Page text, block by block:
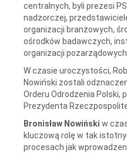
centralnych, byli prezesi
nadzorczej,
organizacji branżowych,
ośrodków badawczych,
organizacji pozarządowych
W czasie uroczystości,
Nowiński zostali
Orderu Odrodzenia Polski,
Prezydenta
Bronisław Nowiński w
kluczową rolę w tak
procesach jak